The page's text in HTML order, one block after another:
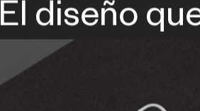
El diseño